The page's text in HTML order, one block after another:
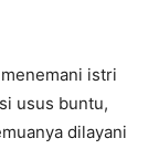
istri
usus buntu,
dilayani